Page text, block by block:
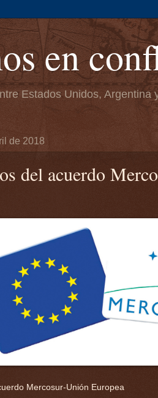
en
Estados Unidos, Argentina
de 2018
del acuerdo
Mercosur-Unión Europea